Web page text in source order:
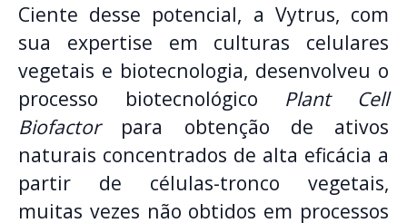
Ciente desse potencial, a Vytrus, com
sua expertise em culturas celulares
vegetais e biotecnologia, desenvolveu o
processo biotecnológico Plant Cell
Biofactor para obtenção de ativos
naturais concentrados de alta eficácia a
partir de células-tronco vegetais,
muitas vezes não obtidos em processos